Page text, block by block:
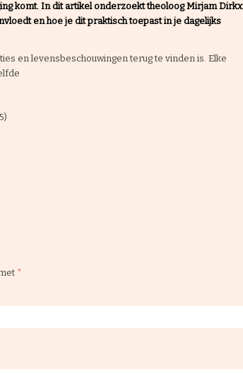
komt. In dit artikel onderzoekt theoloog Mirjam Dirkx
en hoe je dit praktisch toepast in je dagelijks
en levensbeschouwingen terug te vinden is. Elke
*